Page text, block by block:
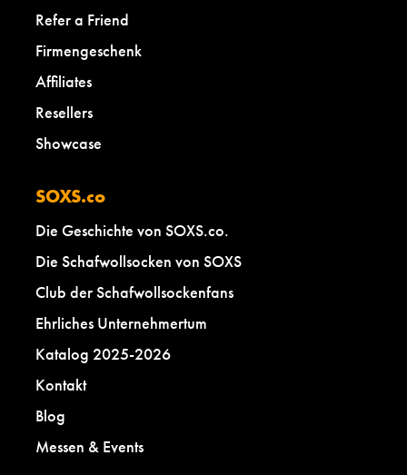
Refer a Friend
Firmengeschenk
Affiliates
Resellers
Showcase
SOXS.co
Die Geschichte von SOXS.co.
Die Schafwollsocken von SOXS
Club der Schafwollsockenfans
Ehrliches Unternehmertum
Katalog 2025-2026
Kontakt
Blog
Messen & Events